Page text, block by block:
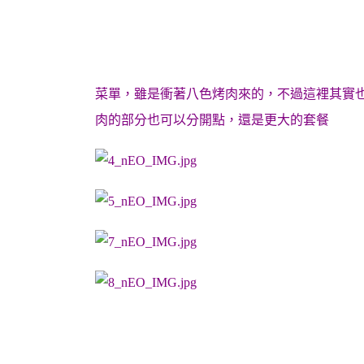
菜單，雖是衝著八色烤肉來的，不過這裡其實
肉的部分也可以分開點，還是更大的套餐